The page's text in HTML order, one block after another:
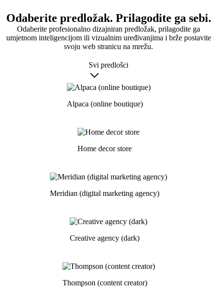
Odaberite predložak. Prilagodite ga sebi.
Odaberite profesionalno dizajniran predložak, prilagodite ga
umjetnom inteligencijom ili vizualnim uređivanjima i brže postavite
svoju web stranicu na mrežu.
Svi predlošci
Alpaca (online boutique)
Home decor store
Meridian (digital marketing agency)
Creative agency (dark)
Thompson (content creator)